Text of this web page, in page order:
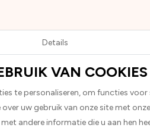
dat er risico bestaat op een
gevaren bij elektrische
voor vlambooggevaar.
op vrijwel elk
aan licht, vocht en dagelijks
Details
VAN COOKIES
te personaliseren, om functies
uw gebruik van onze site met
andere informatie die u aan hen